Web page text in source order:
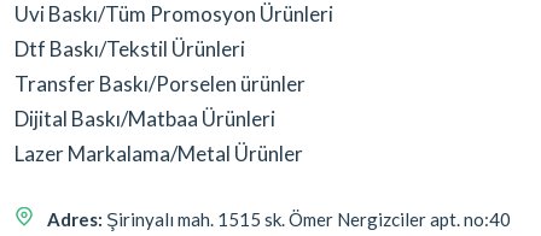
Uvi Baskı/Tüm Promosyon Ürünleri
Dtf Baskı/Tekstil Ürünleri
Transfer Baskı/Porselen ürünler
Dijital Baskı/Matbaa Ürünleri
Lazer Markalama/Metal Ürünler
Adres: Şirinyalı mah. 1515 sk. Ömer Nergizciler apt. no:40